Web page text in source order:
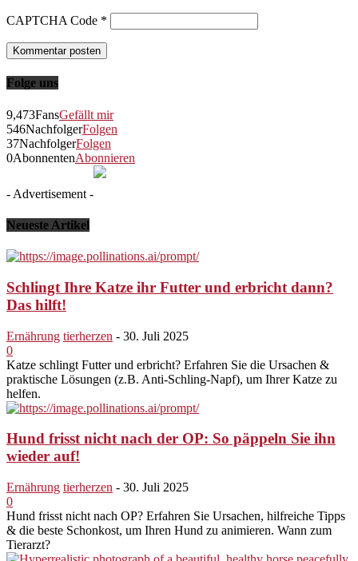
CAPTCHA Code *
Folge uns
9,473FansGefällt mir
546NachfolgerFolgen
37NachfolgerFolgen
0AbonnentenAbonnieren
- Advertisement -
Neueste Artikel
Schlingt Ihre Katze ihr Futter und erbricht dann?
Das hilft!
Ernährung tierherzen - 30. Juli 2025
0
Katze schlingt Futter und erbricht? Erfahren Sie die Ursachen &
praktische Lösungen (z.B. Anti-Schling-Napf), um Ihrer Katze zu
helfen.
Hund frisst nicht nach der OP: So päppeln Sie ihn
wieder auf!
Ernährung tierherzen - 30. Juli 2025
0
Hund frisst nicht nach OP? Erfahren Sie Ursachen, hilfreiche Tipps
& die beste Schonkost, um Ihren Hund zu animieren. Wann zum
Tierarzt?